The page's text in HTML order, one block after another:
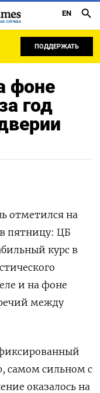
СЛУЖБА
EN
ПОДДЕРЖАТЬ
фоне
год
отметился на
пятницу: ЦБ
курс в
и на фоне
между
самом сильном с
оказалось на